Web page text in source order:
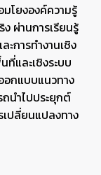
มโยงองค์ความรู้
ผ่านการเรียนรู้
การทำงานเชิง
และเชิงระบบ
อกแบบแนวทาง
นำไปประยุกต์
เปลี่ยนแปลงทาง